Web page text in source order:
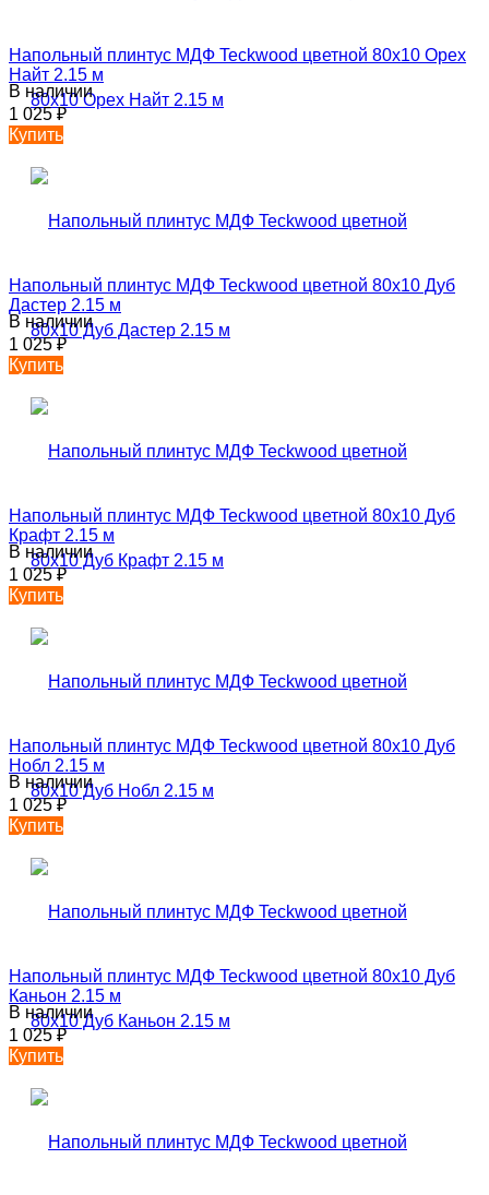
Напольный плинтус МДФ Teckwood цветной 80х10 Орех
Найт 2.15 м
В наличии
1 025₽
Купить
Напольный плинтус МДФ Teckwood цветной 80х10 Дуб
Дастер 2.15 м
В наличии
1 025₽
Купить
Напольный плинтус МДФ Teckwood цветной 80х10 Дуб
Крафт 2.15 м
В наличии
1 025₽
Купить
Напольный плинтус МДФ Teckwood цветной 80х10 Дуб
Нобл 2.15 м
В наличии
1 025₽
Купить
Напольный плинтус МДФ Teckwood цветной 80х10 Дуб
Каньон 2.15 м
В наличии
1 025₽
Купить